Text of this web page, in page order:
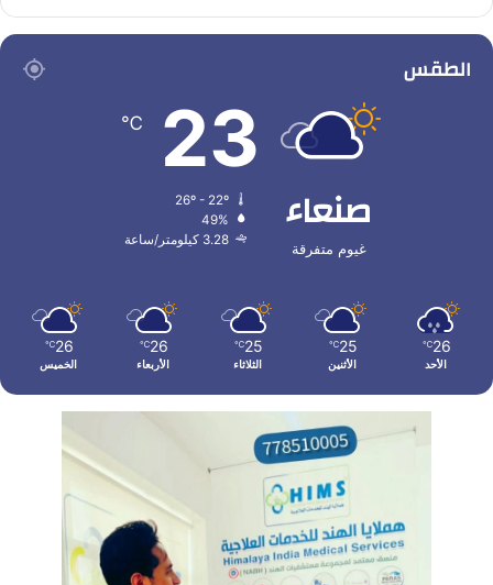
الطقس
صنعاء
غيوم متفرقة
23
℃
49%
3.28 كيلومتر/ساعة
26
℃
الأحد
25
℃
الأثنين
25
℃
الثلاثاء
26
℃
الأربعاء
26
℃
الخميس